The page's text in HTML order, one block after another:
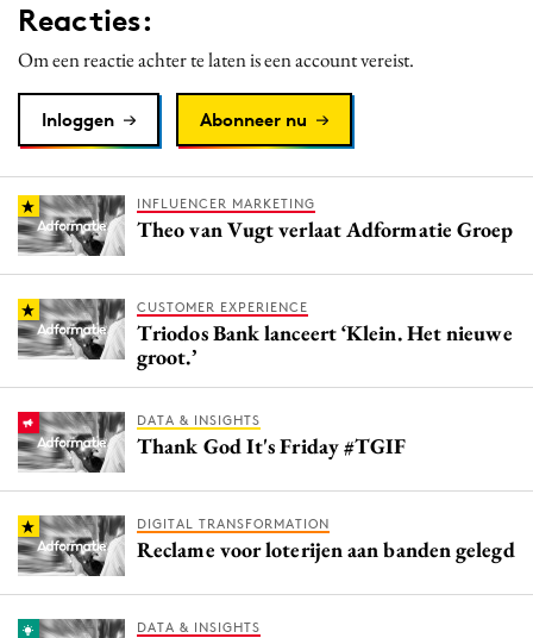
Programmatic
Purpose Marketing
Reputatie & crisis
Reacties:
Om een reactie achter te laten is een account vereist.
Inloggen Abonneer nu
INFLUENCER MARKETING
Theo van Vugt verlaat Adformatie Groep
CUSTOMER EXPERIENCE
Triodos Bank lanceert ‘Klein. Het nieuwe
groot.’
DATA & INSIGHTS
Thank God It's Friday #TGIF
DIGITAL TRANSFORMATION
Reclame voor loterijen aan banden gelegd
DATA & INSIGHTS